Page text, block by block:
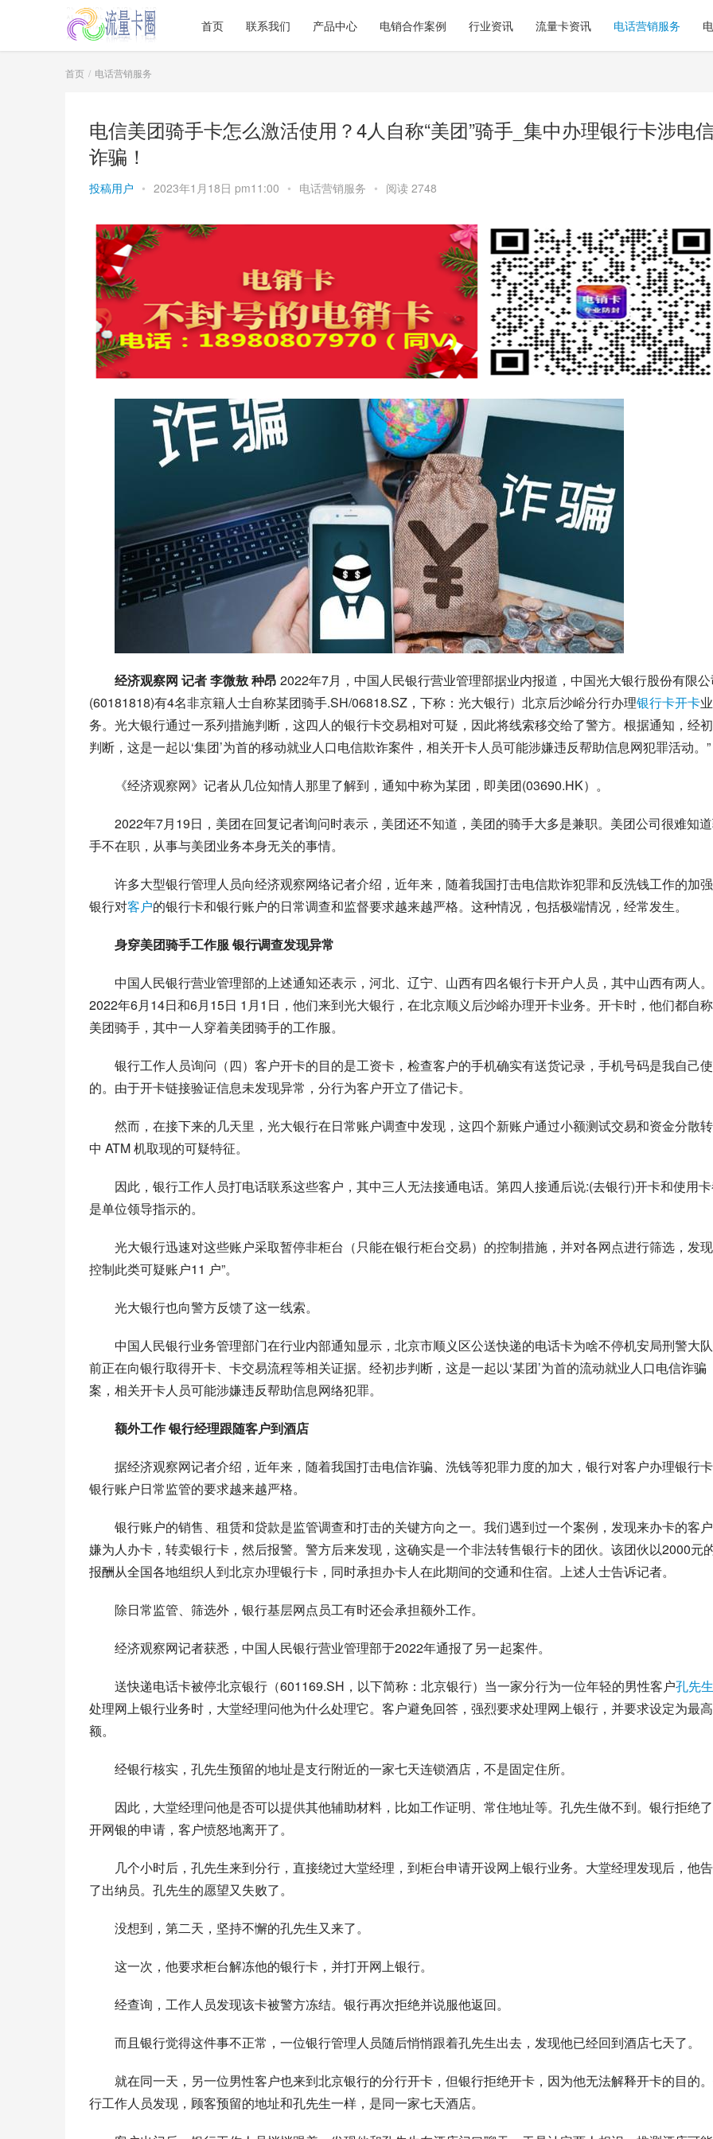
首页 联系我们 产品中心 电销合作案例 行业资讯 流量卡资讯 电话营销服务
首页 电话营销服务
电信美团骑手卡怎么激活使用？4人自称“美团”骑手_集中办理银行卡涉电
诈骗！
投稿用户 • 2023年1月18日 pm11:00 • 电话营销服务 • 阅读 2748
经济观察网 记者 李微敖 种昂 2022年7月， 中国人民银行营业管理部据业内报道，中国光大银行股份有限公
(60181818)有4名非京籍人士自称某团骑手.SH/06818.SZ，下称： 光大银行）北京后沙峪分行办理银行卡开卡业
务。光大银行通过一系列措施判断，这四人的银行卡交易相对可疑，因此将线索移交给了警方。根据通知，经
判断，这是一起以‘集团’为首的移动就业人口电信欺诈案件，相关开卡人员可能涉嫌违反帮助信息网犯罪活动。”
《经济观察网》记者从几位知情人那里了解到，通知中称为某团，即美团(03690.HK）。
2022年7月19日，美团在回复记者询问时表示，美团还不知道，美团的骑手大多是兼职。美团公司很难知
手不在职，从事与美团业务本身无关的事情。
许多大型银行管理人员向经济观察网络记者介绍，近年来，随着我国打击电信欺诈犯罪和反洗钱工作的加强
银行对客户的银行卡和银行账户的日常调查和监督要求越来越严格。这种情况，包括极端情况，经常发生。
身穿美团骑手工作服 银行调查发现异常
中国人民银行营业管理部的上述通知还表示，河北、辽宁、山西有四名银行卡开户人员，其中山西有两人。
2022年6月14日和6月15日 1月1日，他们来到光大银行，在北京顺义后沙峪办理开卡业务。开卡时，他们都自
美团骑手，其中一人穿着美团骑手的工作服。
银行工作人员询问（四）客户开卡的目的是工资卡，检查客户的手机确实有送货记录，手机号码是我自己
的。由于开卡链接验证信息未发现异常，分行为客户开立了借记卡。
然而，在接下来的几天里，光大银行在日常账户调查中发现，这四个新账户通过小额测试交易和资金分散
中 ATM 机取现的可疑特征。
因此，银行工作人员打电话联系这些客户，其中三人无法接通电话。第四人接通后说:(去银行)开卡和使用
是单位领导指示的。
光大银行迅速对这些账户采取暂停非柜台（只能在银行柜台交易）的控制措施，并对各网点进行筛选，发
控制此类可疑账户11 户”。
光大银行也向警方反馈了这一线索。
中国人民银行业务管理部门在行业内部通知显示，北京市顺义区公送快递的电话卡为啥不停机安局刑警大
前正在向银行取得开卡、卡交易流程等相关证据。经初步判断，这是一起以‘某团’为首的流动就业人口电信诈骗
案，相关开卡人员可能涉嫌违反帮助信息网络犯罪。
额外工作 银行经理跟随客户到酒店
据经济观察网记者介绍，近年来，随着我国打击电信诈骗、洗钱等犯罪力度的加大，银行对客户办理银行
银行账户日常监管的要求越来越严格。
银行账户的销售、租赁和贷款是监管调查和打击的关键方向之一。我们遇到过一个案例，发现来办卡的客
嫌为人办卡，转卖银行卡，然后报警。警方后来发现，这确实是一个非法转售银行卡的团伙。该团伙以2000元
报酬从全国各地组织人到北京办理银行卡，同时承担办卡人在此期间的交通和住宿。上述人士告诉记者。
除日常监管、筛选外，银行基层网点员工有时还会承担额外工作。
经济观察网记者获悉，中国人民银行营业管理部于2022年通报了另一起案件。
送快递电话卡被停北京银行 （601169.SH，以下简称：北京银行）当一家分行为一位年轻的男性客户孔先生
处理网上银行业务时，大堂经理问他为什么处理它。客户避免回答，强烈要求处理网上银行，并要求设定为最
额。
经银行核实，孔先生预留的地址是支行附近的一家七天连锁酒店，不是固定住所。
因此，大堂经理问他是否可以提供其他辅助材料，比如工作证明、常住地址等。孔先生做不到。银行拒绝
开网银的申请，客户愤怒地离开了。
几个小时后，孔先生来到分行，直接绕过大堂经理，到柜台申请开设网上银行业务。大堂经理发现后，他
了出纳员。孔先生的愿望又失败了。
没想到，第二天，坚持不懈的孔先生又来了。
这一次，他要求柜台解冻他的银行卡，并打开网上银行。
经查询，工作人员发现该卡被警方冻结。银行再次拒绝并说服他返回。
而且银行觉得这件事不正常，一位银行管理人员随后悄悄跟着孔先生出去，发现他已经回到酒店七天了。
就在同一天，另一位男性客户也来到北京银行的分行开卡，但银行拒绝开卡，因为他无法解释开卡的目的
行工作人员发现，顾客预留的地址和孔先生一样，是同一家七天酒店。